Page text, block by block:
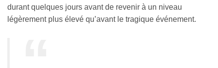
durant quelques jours avant de revenir à un niveau
légèrement plus élevé qu’avant le tragique événement.